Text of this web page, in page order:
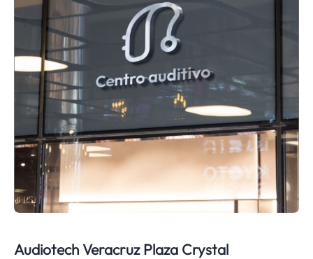
Audiotech Veracruz Plaza Crystal